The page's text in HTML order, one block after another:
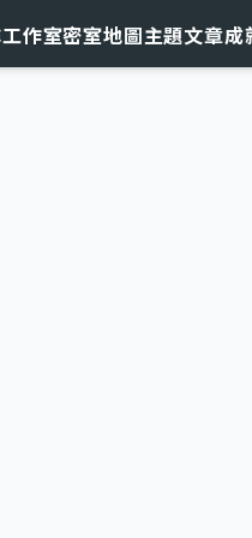
作室密室地圖主題文章成